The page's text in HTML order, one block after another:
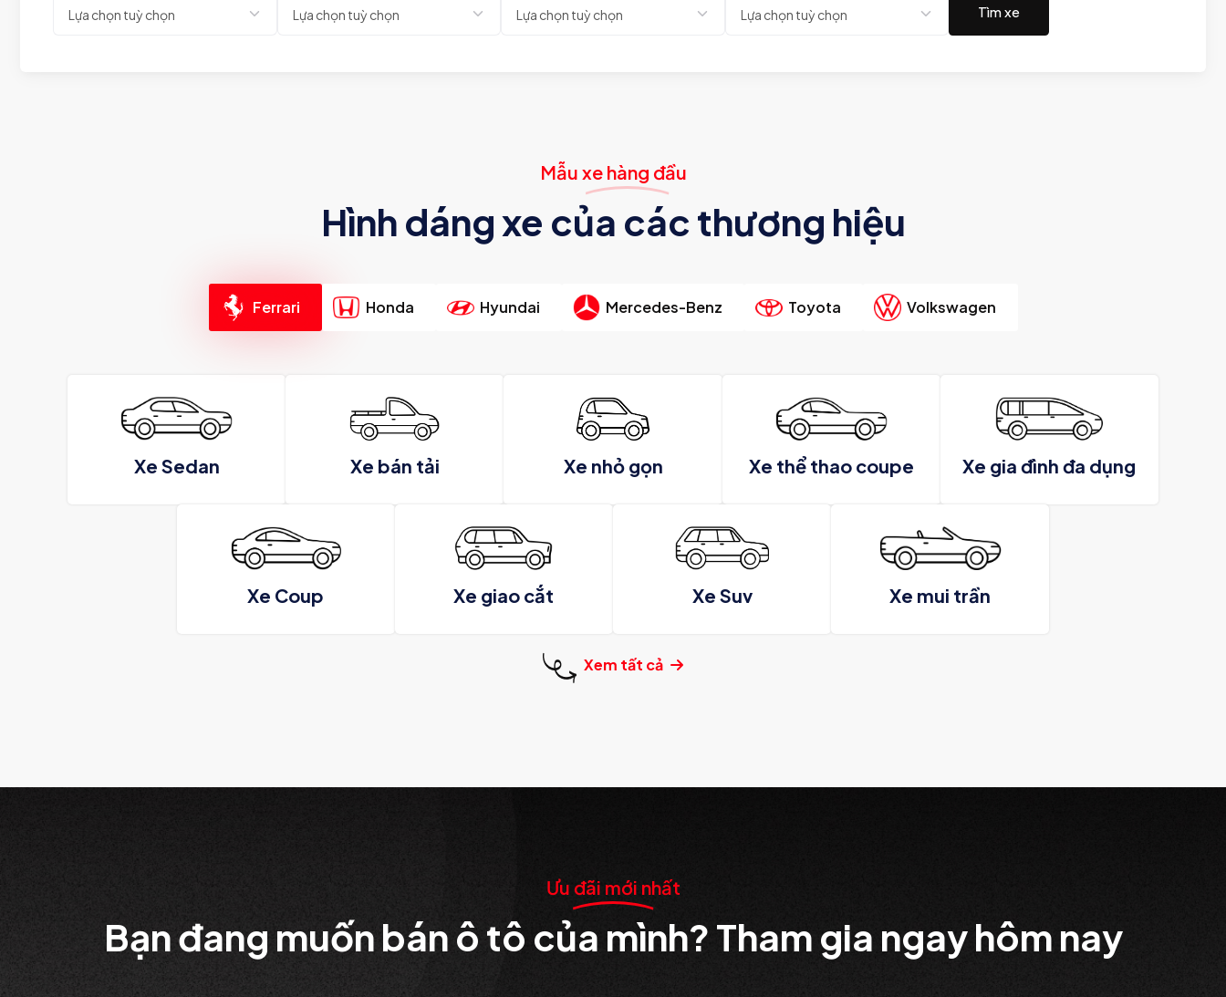
Tìm xe
Mẫu xe hàng đầu
Hình dáng xe của các thương hiệu
Ferrari Honda Hyundai Mercedes-Benz Toyota Volkswagen
Xe Sedan Xe bán tải Xe nhỏ gọn Xe thể thao coupe Xe gia đình đa dụng
Xe Coup Xe giao cắt Xe Suv Xe mui trần
Xem tất cả
Ưu đãi mới nhất
Bạn đang muốn bán ô tô của mình? Tham gia ngay hôm nay